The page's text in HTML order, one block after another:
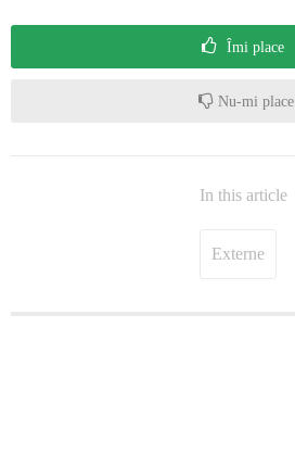
Îmi place
Nu-mi place
In this article
Externe